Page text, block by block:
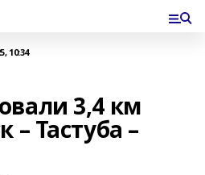
10:34
3,4 км
– Тастуба –